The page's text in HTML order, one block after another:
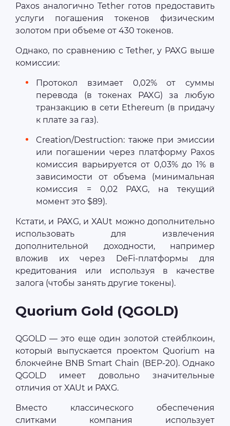
Paxos аналогично Tether готов предоставить
услуги погашения токенов физическим
золотом при объеме от 430 токенов.
Однако, по сравнению с Tether, у PAXG выше
комиссии:
Протокол взимает 0,02% от суммы
перевода (в токенах PAXG) за любую
транзакцию в сети Ethereum (в придачу
к плате за газ).
Creation/Destruction: также при эмиссии
или погашении через платформу Paxos
комиссия варьируется от 0,03% до 1% в
зависимости от объема (минимальная
комиссия = 0,02 PAXG, на текущий
момент это $89).
Кстати, и PAXG, и XAUt можно дополнительно
использовать для извлечения
дополнительной доходности, например
вложив их через DeFi-платформы для
кредитования или используя в качестве
залога (чтобы занять другие токены).
Quorium Gold (QGOLD)
QGOLD — это еще один золотой стейблкоин,
который выпускается проектом Quorium на
блокчейне BNB Smart Chain (BEP-20). Однако
QGOLD имеет довольно значительные
отличия от XAUt и PAXG.
Вместо классического обеспечения
слитками компания использует